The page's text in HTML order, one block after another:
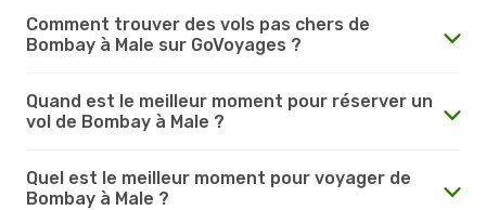
Comment trouver des vols pas chers de
Bombay à Male sur GoVoyages ?
Quand est le meilleur moment pour réserver un
vol de Bombay à Male ?
Quel est le meilleur moment pour voyager de
Bombay à Male ?